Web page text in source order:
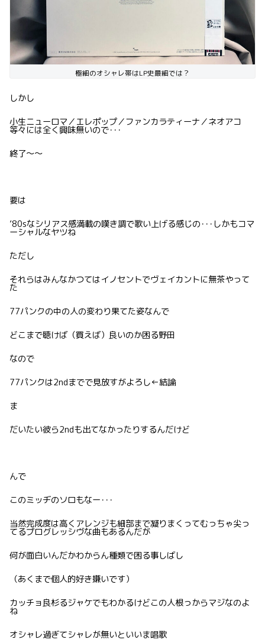
極細のオシャレ帯はLP史最細では？
しかし
小生ニューロマ／エレポップ／ファンカラティーナ／ネオアコ
等々には全く興味無いので･･･
終了〜〜
要は
’80sなシリアス感満載の嘆き調で歌い上げる感じの･･･しかもコマ
ーシャルなヤツね
ただし
それらはみんなかつてはイノセントでヴェイカントに無茶やって
た
77パンクの中の人の変わり果てた姿なんで
どこまで聴けば（買えば）良いのか困る野田
なので
77パンクは2ndまでで見放すがよろし←結論
ま
だいたい彼ら2ndも出てなかったりするんだけど
んで
このミッヂのソロもなー･･･
当然完成度は高くアレンジも細部まで凝りまくってむっちゃ尖っ
てるプログレッシヴな曲もあるんだが
何が面白いんだかわからん種類で困る事しばし
（あくまで個人的好き嫌いです）
カッチョ良杉るジャケでもわかるけどこの人根っからマジなのよ
ね
オシャレ過ぎてシャレが無いといいま唱歌